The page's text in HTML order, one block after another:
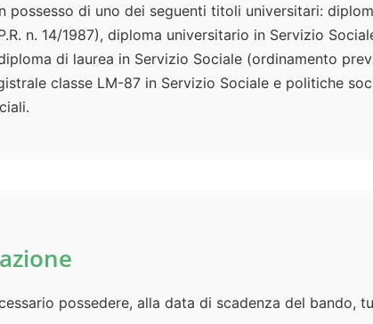
possesso di uno dei seguenti titoli universitari:
n. 14/1987), diploma universitario in Servizio
di laurea in Servizio Sociale (ordinamento
classe LM-87 in Servizio Sociale e politiche
possedere, alla data di scadenza del bando,